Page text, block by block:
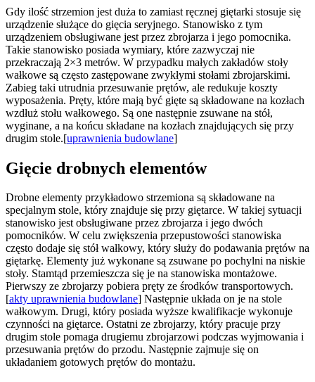
Gdy ilość strzemion jest duża to zamiast ręcznej giętarki stosuje się
urządzenie służące do gięcia seryjnego. Stanowisko z tym
urządzeniem obsługiwane jest przez zbrojarza i jego pomocnika.
Takie stanowisko posiada wymiary, które zazwyczaj nie
przekraczają 2×3 metrów. W przypadku małych zakładów stoły
wałkowe są często zastępowane zwykłymi stołami zbrojarskimi.
Zabieg taki utrudnia przesuwanie prętów, ale redukuje koszty
wyposażenia. Pręty, które mają być gięte są składowane na kozłach
wzdłuż stołu wałkowego. Są one następnie zsuwane na stół,
wyginane, a na końcu składane na kozłach znajdujących się przy
drugim stole.[uprawnienia budowlane]
Gięcie drobnych elementów
Drobne elementy przykładowo strzemiona są składowane na
specjalnym stole, który znajduje się przy giętarce. W takiej sytuacji
stanowisko jest obsługiwane przez zbrojarza i jego dwóch
pomocników. W celu zwiększenia przepustowości stanowiska
często dodaje się stół wałkowy, który służy do podawania prętów na
giętarkę. Elementy już wykonane są zsuwane po pochylni na niskie
stoły. Stamtąd przemieszcza się je na stanowiska montażowe.
Pierwszy ze zbrojarzy pobiera pręty ze środków transportowych.
[akty uprawnienia budowlane] Następnie układa on je na stole
wałkowym. Drugi, który posiada wyższe kwalifikacje wykonuje
czynności na giętarce. Ostatni ze zbrojarzy, który pracuje przy
drugim stole pomaga drugiemu zbrojarzowi podczas wyjmowania i
przesuwania prętów do przodu. Następnie zajmuje się on
układaniem gotowych prętów do montażu.